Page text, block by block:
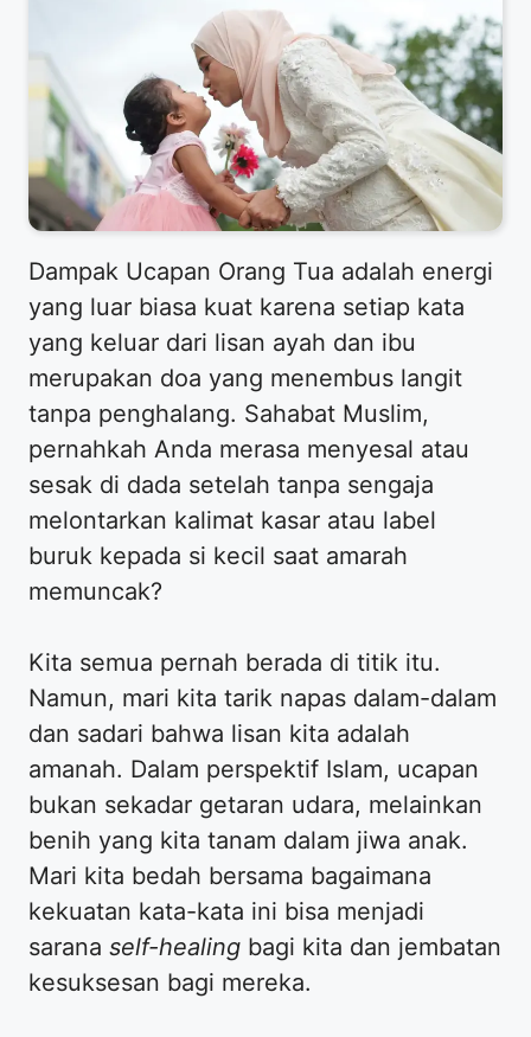
​Dampak Ucapan Orang Tua adalah energi
yang luar biasa kuat karena setiap kata
yang keluar dari lisan ayah dan ibu
merupakan doa yang menembus langit
tanpa penghalang. Sahabat Muslim,
pernahkah Anda merasa menyesal atau
sesak di dada setelah tanpa sengaja
melontarkan kalimat kasar atau label
buruk kepada si kecil saat amarah
memuncak?
​Kita semua pernah berada di titik itu.
Namun, mari kita tarik napas dalam-dalam
dan sadari bahwa lisan kita adalah
amanah. Dalam perspektif Islam, ucapan
bukan sekadar getaran udara, melainkan
benih yang kita tanam dalam jiwa anak.
Mari kita bedah bersama bagaimana
kekuatan kata-kata ini bisa menjadi
sarana self-healing bagi kita dan jembatan
kesuksesan bagi mereka.